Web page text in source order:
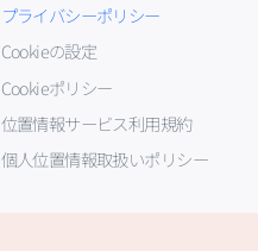
プライバシーポリシー
Cookieの設定
Cookieポリシー
位置情報サービス利用規約
個人位置情報取扱いポリシー